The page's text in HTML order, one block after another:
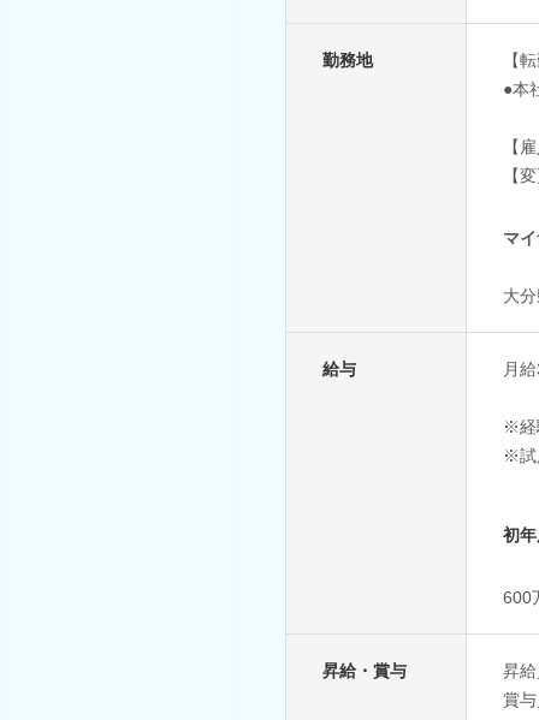
勤務地
【
●本
【
【
マ
大
給与 月
※経
※試
初
600
昇給・賞与
昇
賞